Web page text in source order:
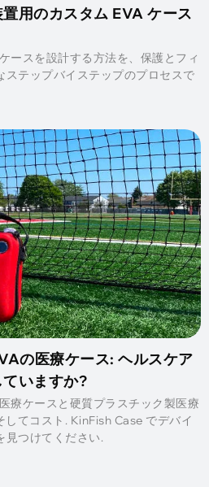
用のカスタム EVA ケース
ースを設計する方法を、保護とフィ
ステップバイステップのプロセスで
の医療ケース: ヘルスケア
いますか?
療ケースと硬質プラスチック製医療
してコスト. KinFish Case でデバイ
見つけてください.